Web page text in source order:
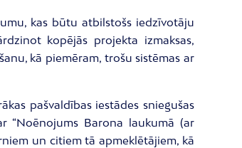
kas būtu atbilstošs iedzīvotāju
kopējās projekta izmaksas,
kā piemēram, trošu sistēmas ar
pašvaldības iestādes sniegušas
“Noēnojums Barona laukumā (ar
un citiem tā apmeklētājiem, kā